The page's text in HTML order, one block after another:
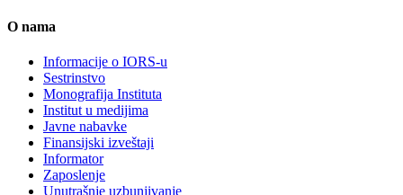
O nama
Informacije o IORS-u
Sestrinstvo
Monografija Instituta
Institut u medijima
Javne nabavke
Finansijski izveštaji
Informator
Zaposlenje
Unutrašnje uzbunjivanje